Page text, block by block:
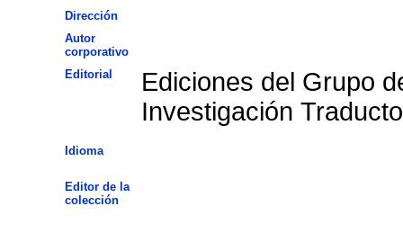
Dirección
Autor
corporativo
Editorial
Ediciones del Grupo
Investigación
Idioma
Editor de la
colección